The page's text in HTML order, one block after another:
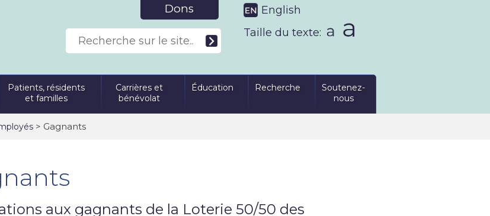
Dons
English
Taille du texte:
Patients, résidents
et familles
Carrières et
bénévolat
Éducation Recherche
Soutenez-
nous
> Gagnants
aux gagnants de la Loterie 50/50 des